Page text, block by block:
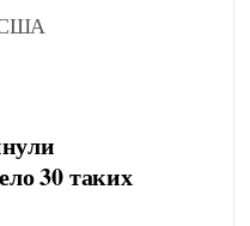
США
30 таких